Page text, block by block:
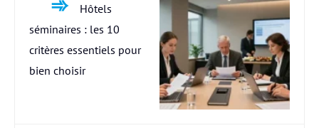
Hôtels
séminaires : les 10
critères essentiels pour
bien choisir